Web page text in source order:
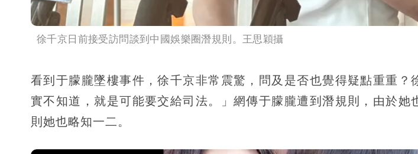
徐千京日前接受訪問談到中國娛樂圈潛規則。王思穎攝
看到于朦朧墜樓事件，徐千京非常震驚，問及是否也覺得疑點重重？
實不知道，就是可能要交給司法。」網傳于朦朧遭到潛規則，由於她
則她也略知一二。